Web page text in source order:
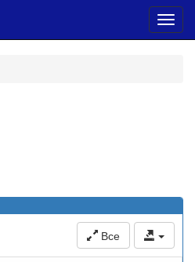
Все